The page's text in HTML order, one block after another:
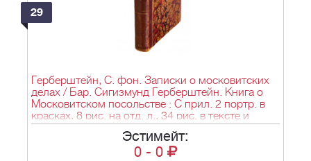
29
Герберштейн, С. фон. Записки о московитских
делах / Бар. Сигизмунд Герберштейн. Книга о
Московитском посольстве : С прил. 2 портр. в
красках, 8 рис. на отд. л., 34 рис. в тексте и
подроб. указ / Павел Иовий Новокомский [Паоло
Джовио]; Введ., пер. и примеч. А.И. Малеина. -
СПб.: А.С. Суворин, 1908. - [4], XLII, [14], 383 с.,
Эстимейт:
0 - 0